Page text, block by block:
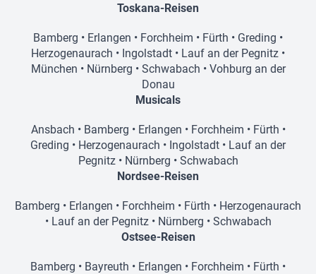
Toskana-Reisen
Bamberg • Erlangen • Forchheim • Fürth • Greding •
Herzogenaurach • Ingolstadt • Lauf an der Pegnitz •
München • Nürnberg • Schwabach • Vohburg an der
Donau
Musicals
Ansbach • Bamberg • Erlangen • Forchheim • Fürth •
Greding • Herzogenaurach • Ingolstadt • Lauf an der
Pegnitz• Nürnberg • Schwabach
Nordsee-Reisen
Bamberg • Erlangen • Forchheim • Fürth • Herzogenaurach
• Lauf an der Pegnitz• Nürnberg • Schwabach
Ostsee-Reisen
Bamberg • Bayreuth • Erlangen • Forchheim • Fürth •